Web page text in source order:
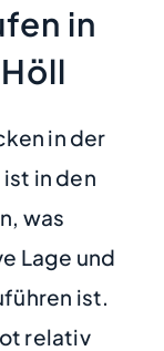
in
in der
in den
was
Lage und
ist.
relativ